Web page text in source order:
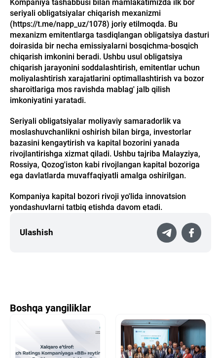
Kompaniya tashabbusi bilan mamlakatimizda ilk bor
seriyali obligatsiyalar chiqarish mexanizmi
(https://t.me/napp_uz/1078) joriy etilmoqda. Bu
mexanizm emitentlarga tasdiqlangan obligatsiya dasturi
doirasida bir necha emissiyalarni bosqichma-bosqich
chiqarish imkonini beradi. Ushbu usul obligatsiya
chiqarish jarayonini soddalashtirish, emitentlar uchun
moliyalashtirish xarajatlarini optimallashtirish va bozor
sharoitlariga mos ravishda mablag' jalb qilish
imkoniyatini yaratadi.
Seriyali obligatsiyalar moliyaviy samaradorlik va
moslashuvchanlikni oshirish bilan birga, investorlar
bazasini kengaytirish va kapital bozorini yanada
rivojlantirishga xizmat qiladi. Ushbu tajriba Malayziya,
Rossiya, Qozog'iston kabi rivojlangan kapital bozoriga
ega davlatlarda muvaffaqiyatli amalga oshirilgan.
Kompaniya kapital bozori rivoji yo'lida innovatsion
yondashuvlarni tatbiq etishda davom etadi.
Ulashish
Boshqa yangiliklar